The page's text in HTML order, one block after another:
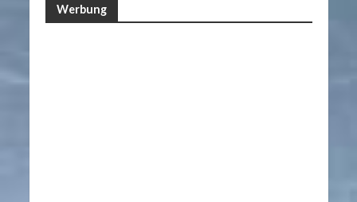
Werbung